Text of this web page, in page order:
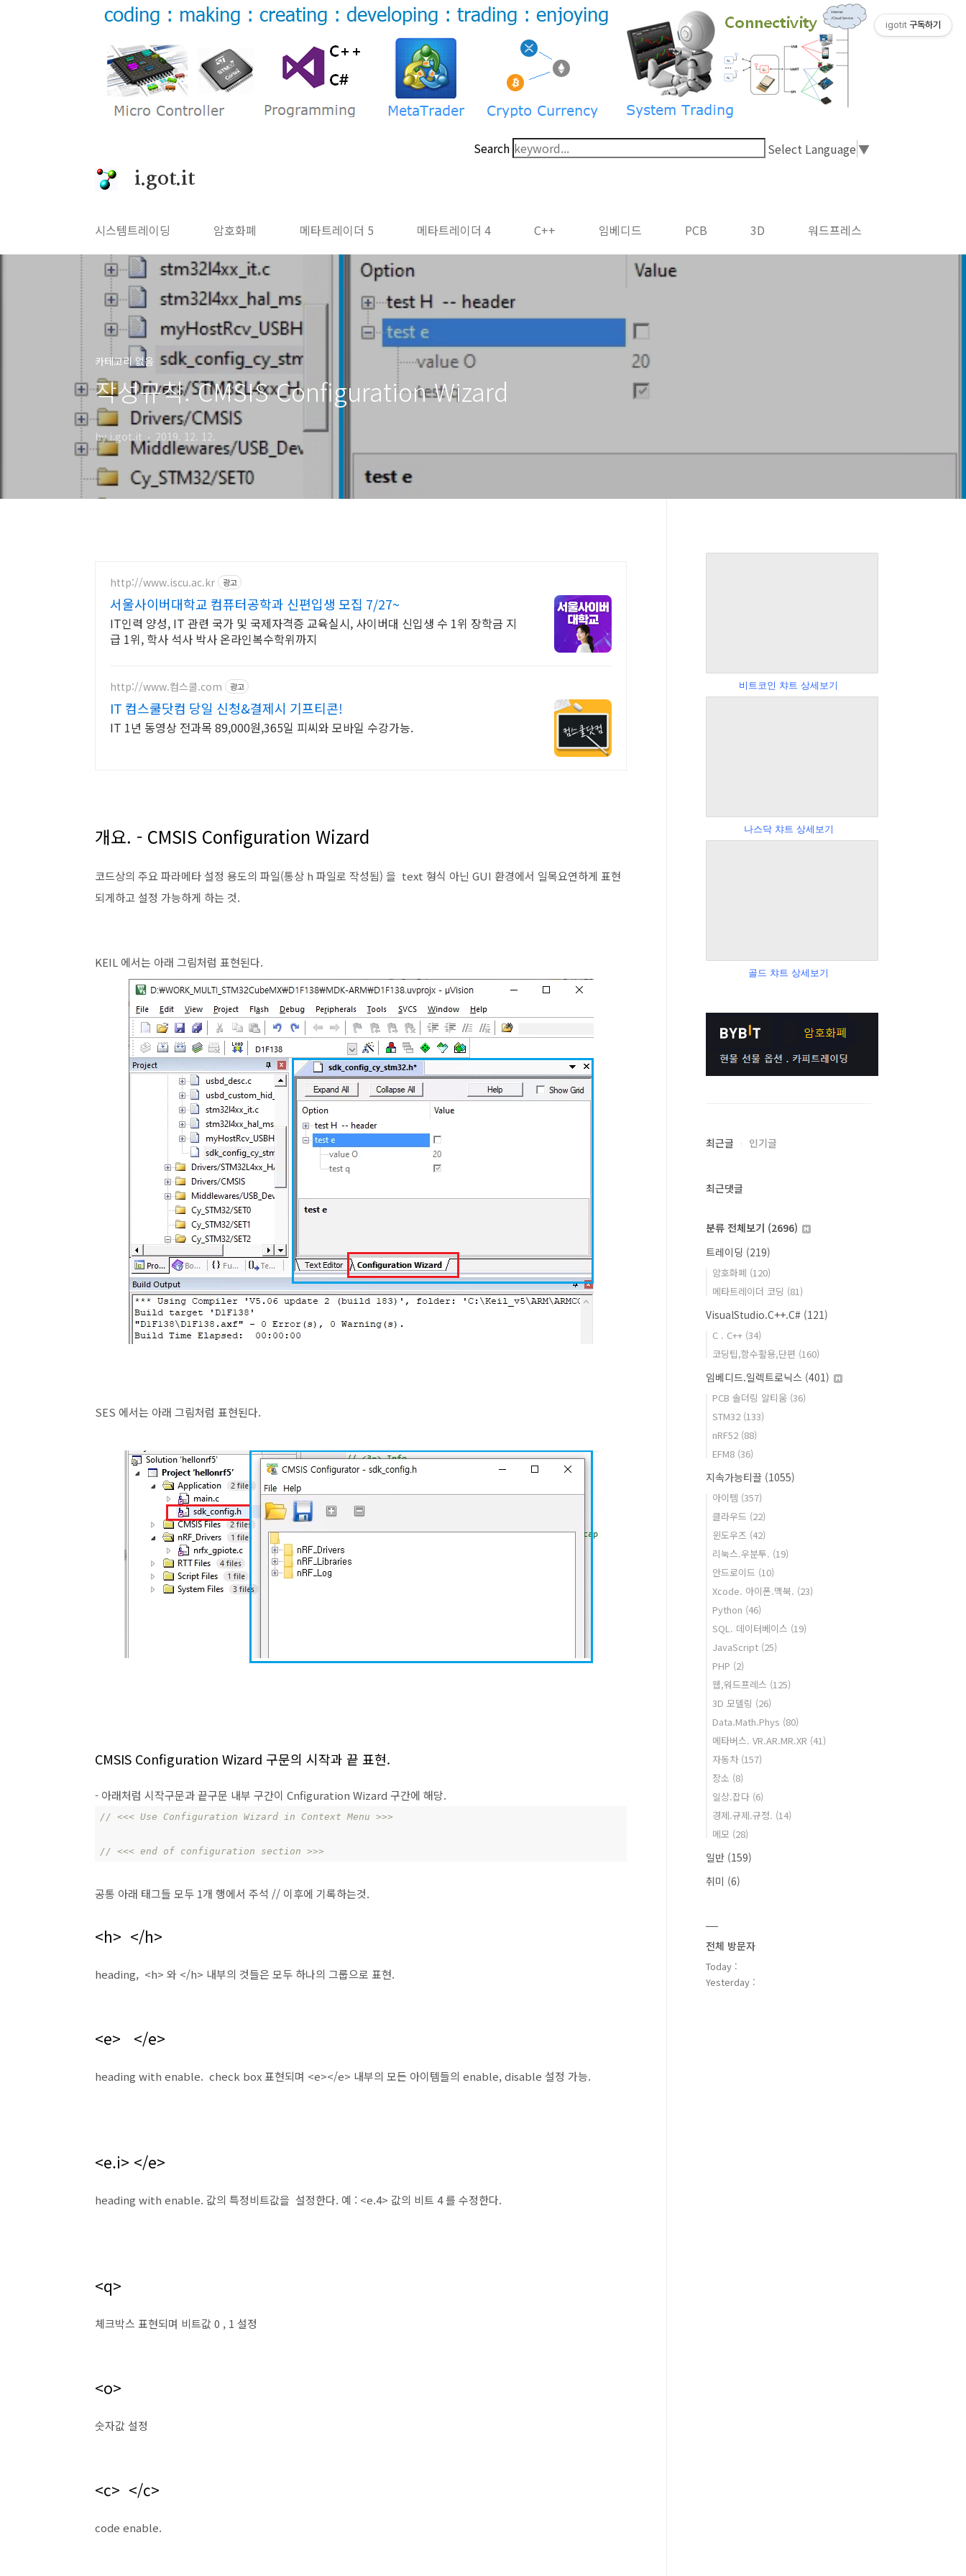
Search Select Language▼
i.got.it
시스템트레이딩 암호화폐 메타트레이더 5 메타트레이더 4 C++ 임베디드 PCB 3D 워드프레스
카테고리 없음
작성규칙. CMSIS Configuration Wizard
by i.got.it 2019. 12. 12.
http://www.iscu.ac.kr 광고
서울사이버대학교 컴퓨터공학과 신편입생 모집 7/27~
IT인력 양성, IT 관련 국가 및 국제자격증 교육실시, 사이버대 신입생 수 1위 장학금 지
급 1위, 학사 석사 박사 온라인복수학위까지
http://www.컴스쿨.com 광고
IT 컴스쿨닷컴 당일 신청&결제시 기프티콘!
IT 1년 동영상 전과목 89,000원,365일 피씨와 모바일 수강가능.
개요. - CMSIS Configuration Wizard
코드상의 주요 파라메타 설정 용도의 파일(통상 h 파일로 작성됨) 을 text 형식 아닌 GUI 환경에서 일목요연하게 표현
되게하고 설정 가능하게 하는 것.
KEIL 에서는 아래 그림처럼 표현된다.
SES 에서는 아래 그림처럼 표현된다.
CMSIS Configuration Wizard 구문의 시작과 끝 표현.
- 아래처럼 시작구문과 끝구문 내부 구간이 Cnfiguration Wizard 구간에 해당.
// <<< Use Configuration Wizard in Context Menu >>>
// <<< end of configuration section >>>
공통 아래 태그들 모두 1개 행에서 주석 // 이후에 기록하는것.
<h> </h>
heading, <h> 와 </h> 내부의 것들은 모두 하나의 그룹으로 표현.
<e> </e>
heading with enable. check box 표현되며 <e></e> 내부의 모든 아이템들의 enable, disable 설정 가능.
<e.i> </e>
heading with enable. 값의 특정비트값을 설정한다. 예 : <e.4> 값의 비트 4 를 수정한다.
<q>
체크박스 표현되며 비트값 0 , 1 설정
<o>
숫자값 설정
<c> </c>
code enable.
비트코인 챠트 상세보기
나스닥 챠트 상세보기
골드 챠트 상세보기
최근글 인기글
최근댓글
분류 전체보기 (2696)
트레이딩 (219)
암호화폐 (120)
메타트레이더 코딩 (81)
VisualStudio.C++.C# (121)
C . C++ (34)
코딩팁,함수활용,단편 (160)
임베디드.일렉트로닉스 (401)
PCB 솔더링 알티움 (36)
STM32 (133)
nRF52 (88)
EFM8 (36)
지속가능티끌 (1055)
아이템 (357)
클라우드 (22)
윈도우즈 (42)
리눅스.우분투. (19)
안드로이드 (10)
Xcode. 아이폰.맥북. (23)
Python (46)
SQL. 데이터베이스 (19)
JavaScript (25)
PHP (2)
웹,워드프레스 (125)
3D 모델링 (26)
Data.Math.Phys (80)
메타버스. VR.AR.MR.XR (41)
자동차 (157)
장소 (8)
일상.잡다 (6)
경제.규제.규정. (14)
메모 (28)
일반 (159)
취미 (6)
전체 방문자
Today :
Yesterday :
igotit 구독하기